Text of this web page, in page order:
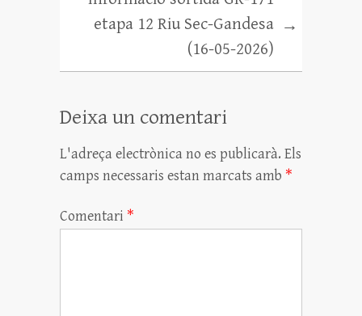
etapa 12 Riu Sec-Gandesa
(16-05-2026)
→
Deixa un comentari
L'adreça electrònica no es publicarà. Els
camps necessaris estan marcats amb *
Comentari *